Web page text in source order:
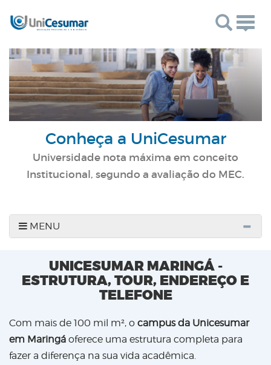
Conheça a UniCesumar
Universidade nota máxima em conceito
Institucional, segundo a avaliação do MEC.
MENU
UNICESUMAR MARINGÁ -
ESTRUTURA, TOUR, ENDEREÇO E
TELEFONE
Com mais de 100 mil m², o campus da Unicesumar
em Maringá oferece uma estrutura completa para
fazer a diferença na sua vida acadêmica.